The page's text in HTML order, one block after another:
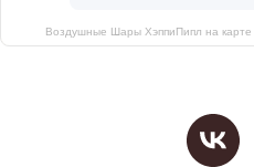
Воздушные Шары ХэппиПипл на